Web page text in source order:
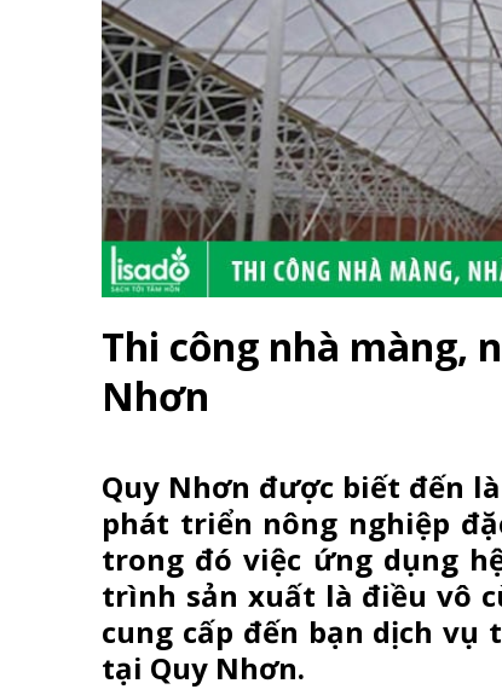
Thi công nhà màng,
Nhơn
Quy Nhơn được biết đến
phát triển nông nghiệp
trong đó việc ứng dụng
trình sản xuất là điều vô
cung cấp đến bạn dịch
tại Quy Nhơn.